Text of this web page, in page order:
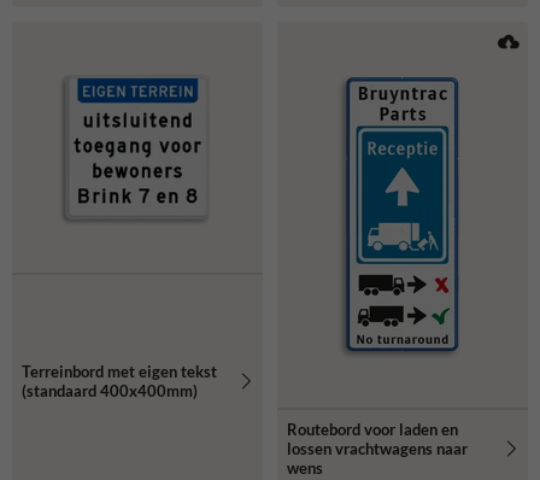
Terreinbord met eigen tekst
(standaard 400x400mm)
Routebord voor laden en
lossen vrachtwagens naar
wens